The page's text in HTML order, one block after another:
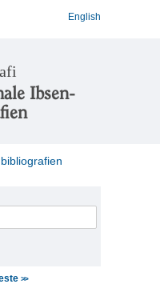
English
Ibsen-
>>